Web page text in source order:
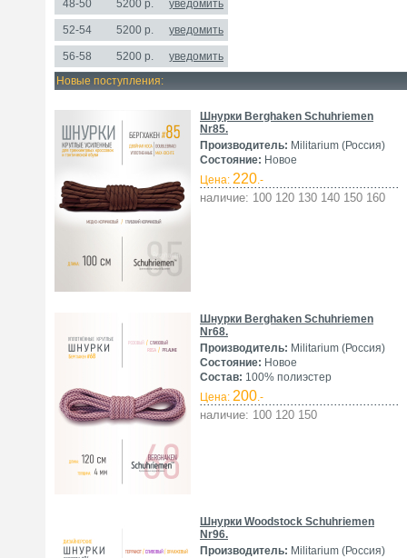
48-50
5200р. уведомить
52-54 5200 р. уведомить
56-58 5200 р.
уведомить
Новые поступления:
Шнурки Berghaken Schuhriemen
Nr85.
Производитель: Militarium (Россия)
Состояние: Новое
Цена: 220.-
наличие: 100 120 130 140 150 160
Шнурки Berghaken Schuhriemen
Nr68.
Производитель: Militarium (Россия)
Состояние: Новое
Состав: 100% полиэстер
Цена: 200.-
наличие: 100 120 150
Шнурки Woodstock Schuhriemen
Nr96.
Производитель: Militarium (Россия)